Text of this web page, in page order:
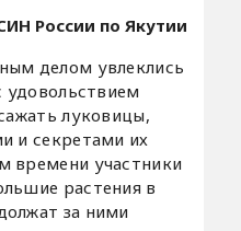
России по Якутии
делом увлеклись
удовольствием
луковицы,
и секретами их
времени участники
растения в
за ними